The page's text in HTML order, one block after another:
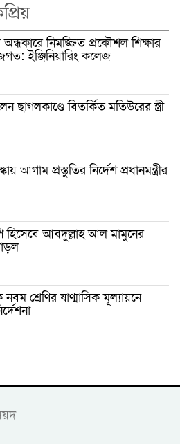
অন্ধকারে নিমজ্জিত প্রকৌশল শিক্ষার
ইঞ্জিনিয়ারিং কলেজ
ছাগলকাণ্ডে বিতর্কিত মতিউরের স্ত্রী
আগাম প্রস্তুতির নির্দেশ প্রধানমন্ত্রীর
আবদুল্লাহ আল মামুনের
নবম শ্রেণির ষাণ্মাসিক মূল্যায়নে